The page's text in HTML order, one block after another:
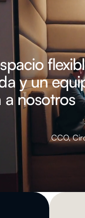
y un
a nosotros
CCO,